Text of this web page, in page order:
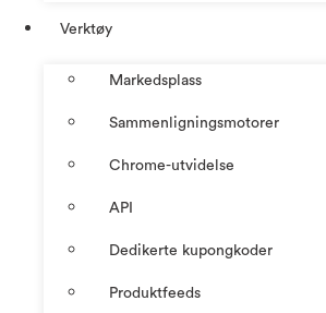
Verktøy
Markedsplass
Sammenligningsmotorer
Chrome-utvidelse
API
Dedikerte kupongkoder
Produktfeeds